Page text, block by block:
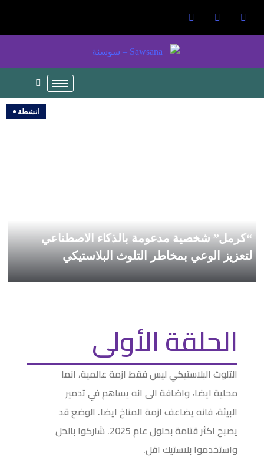
انشطة
“كرمل” شخصية مدعومة بالذكاء الاصطناعي
لتعزيز الوعي بمخاطر التلوث البلاستيكي
الحلقة الأولى
التلوث البلاستيكي ليس فقط ازمة عالمية، انما
محلية ايضا، واضافة الى انه يساهم في تدمير
البيئة، فانه يضاعف ازمة المناخ ايضا. الوضع قد
يصبح اكثر قتامة بحلول عام 2025. شاركوا بالحل
واستخدموا بلاستيك اقل.